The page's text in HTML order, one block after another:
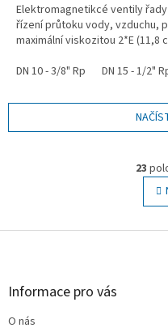
Elektromagnetikcé ventily
řízení průtoku vody, vzduchu,
maximální viskozitou 2*E (11,8
DN 10 - 3/8" Rp
DN 15 - 1/2"
23
Z
Informace pro vás
O nás